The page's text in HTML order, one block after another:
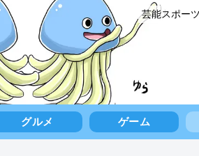
芸能スポー
グルメ ゲーム